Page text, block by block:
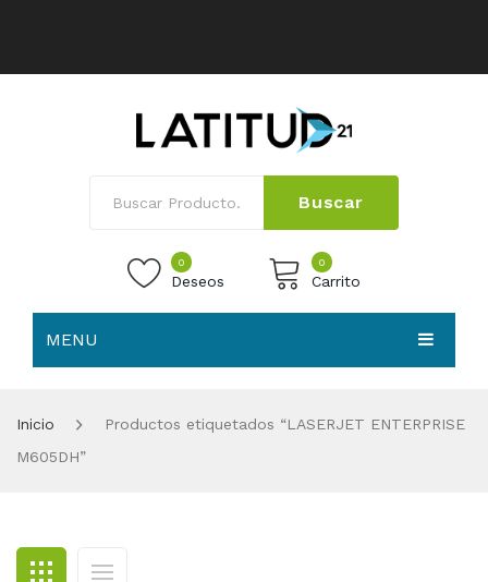
Buscar
0
Deseos
0
Carrito
MENU
CONTACTO
Inicio
Productos etiquetados “LASERJET ENTERPRISE
M605DH”